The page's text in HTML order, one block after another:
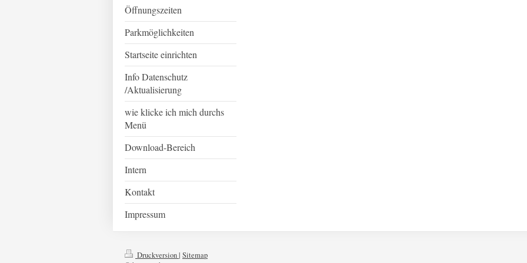
Öffnungszeiten
Parkmöglichkeiten
Startseite einrichten
Info Datenschutz
/Aktualisierung
wie klicke ich mich durchs
Menü
Download-Bereich
Intern
Kontakt
Impressum
Druckversion| Sitemap